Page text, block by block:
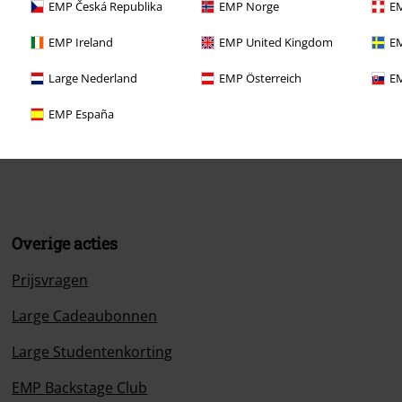
EMP Česká Republika EMP Norge
EMP Ireland EMP United Kingdom
Large Nederland EMP Österreich
EMP España
Overige acties
Prijsvragen
Large Cadeaubonnen
Large Studentenkorting
EMP Backstage Club